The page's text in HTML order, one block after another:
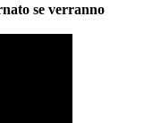
se verranno